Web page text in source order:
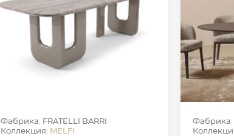
Фабрика: FRATELLI BARRI
Коллекция: MELFI
Фабрика: